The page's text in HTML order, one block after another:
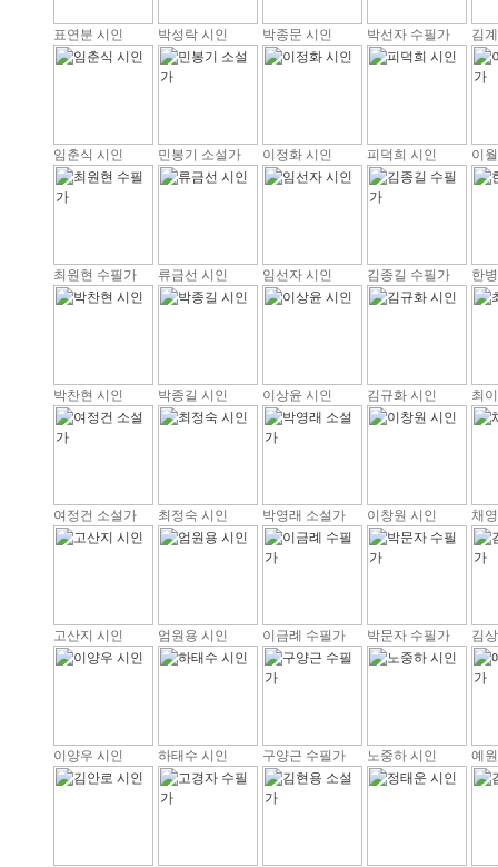
표연분 시인 박성락 시인 박종문 시인 박선자 수필가 김
임춘식 시인 민봉기 소설가 이정화 시인 피덕희 시인 이
최원현 수필가 류금선 시인 임선자 시인 김종길 수필가 한
박찬현 시인 박종길 시인 이상윤 시인 김규화 시인 최
여정건 소설가 최정숙 시인 박영래 소설가 이창원 시인 채
고산지 시인 엄원용 시인 이금례 수필가 박문자 수필가 김
이양우 시인 하태수 시인 구양근 수필가 노중하 시인 예